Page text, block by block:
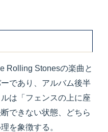
Rolling Stonesの楽曲と
であり、アルバム後半
は「フェンスの上に座
できない状態、どちら
を象徴する。